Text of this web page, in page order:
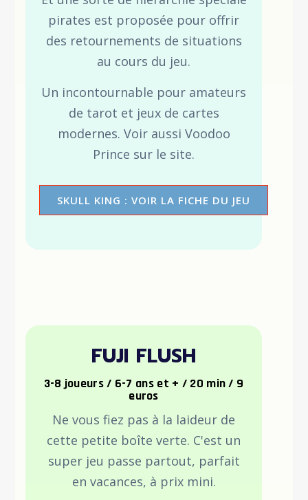
pirates est proposée pour offrir
des retournements de situations
au cours du jeu.
Un incontournable pour amateurs
de tarot et jeux de cartes
modernes. Voir aussi Voodoo
Prince sur le site.
SKULL KING : VOIR LA FICHE DU JEU
FUJI FLUSH
3-8 joueurs / 6-7 ans et + / 20 min / 9
euros
Ne vous fiez pas à la laideur de
cette petite boîte verte. C'est un
super jeu passe partout, parfait
en vacances, à prix mini.